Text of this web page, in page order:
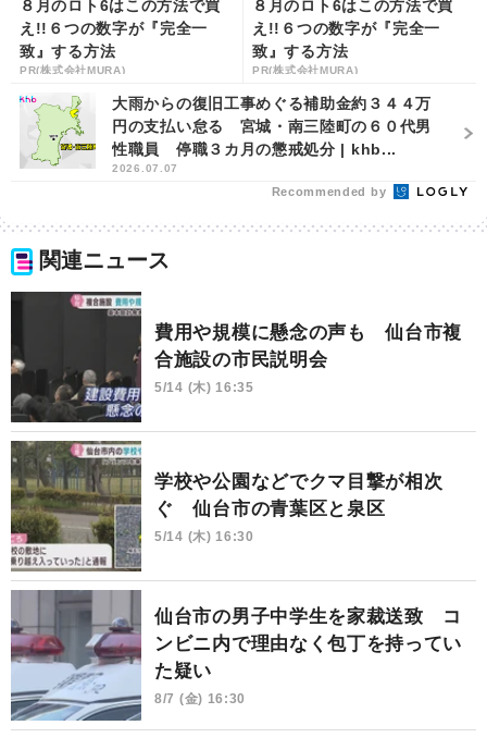
８月のロト6はこの方法で買
え!!６つの数字が『完全一
致』する方法
PR(株式会社MURA)
８月のロト6はこの方法で買
え!!６つの数字が『完全一
致』する方法
PR(株式会社MURA)
大雨からの復旧工事めぐる補助金約３４４万
円の支払い怠る 宮城・南三陸町の６０代男
性職員 停職３カ月の懲戒処分 | khb...
2026.07.07
Recommended by
関連ニュース
費用や規模に懸念の声も 仙台市複
合施設の市民説明会
5/14 (木) 16:35
学校や公園などでクマ目撃が相次
ぐ 仙台市の青葉区と泉区
5/14 (木) 16:30
仙台市の男子中学生を家裁送致 コ
ンビニ内で理由なく包丁を持ってい
た疑い
8/7 (金) 16:30